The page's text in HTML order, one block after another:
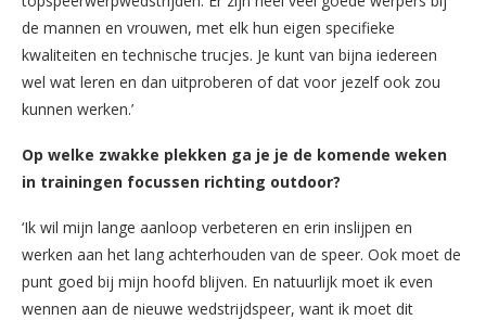
de mannen en vrouwen, met elk hun eigen specifieke
kwaliteiten en technische trucjes. Je kunt van bijna iedereen
wel wat leren en dan uitproberen of dat voor jezelf ook zou
kunnen werken.’
Op welke zwakke plekken ga je je de komende weken
in trainingen focussen richting outdoor?
‘Ik wil mijn lange aanloop verbeteren en erin inslijpen en
werken aan het lang achterhouden van de speer. Ook moet de
punt goed bij mijn hoofd blijven. En natuurlijk moet ik even
wennen aan de nieuwe wedstrijdspeer, want ik moet dit